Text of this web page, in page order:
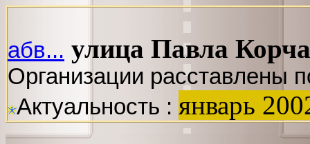
абв... улица Павла
Организации расставлены
Актуальность : январь